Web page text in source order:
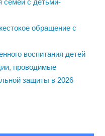
обращение с
воспитания детей
проводимые
защиты в 2026